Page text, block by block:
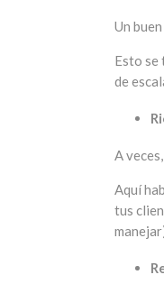
Un
Esto se
de
A
Aquí
tus